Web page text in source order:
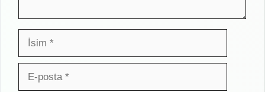
İsim
posta